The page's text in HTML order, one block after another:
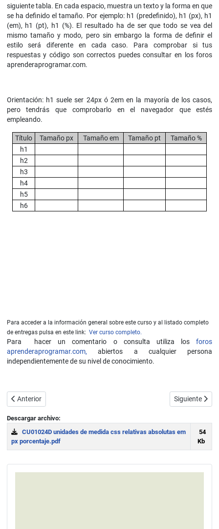
siguiente tabla. En cada espacio, muestra un texto y la forma en que
se ha definido el tamaño. Por ejemplo: h1 (predefinido), h1 (px), h1
(em), h1 (pt), h1 (%). El resultado ha de ser que todo se vea del
mismo tamaño y modo, pero sin embargo la forma de definir el
estilo será diferente en cada caso. Para comprobar si tus
respuestas y código son correctos puedes consultar en los foros
aprenderaprogramar.com.
Orientación: h1 suele ser 24px ó 2em en la mayoría de los casos,
pero tendrás que comprobarlo en el navegador que estés
empleando.
Título Tamaño px Tamaño em Tamaño pt
Tamaño %
h1
h2
h3
h4
h5
h6
Para acceder a la información general sobre este curso y al listado completo
de entregas pulsa en este link: Ver curso completo.
Para hacer un comentario o consulta utiliza losforos
aprenderaprogramar.com, abiertos a cualquier persona
independientemente de su nivel de conocimiento.
Artículo anterior: Documentación especificación oficial CSS.
Anterior Artículo
Siguiente
Descargar archivo:
CU01024D unidades de medida css relativas absolutas em
px porcentaje.pdf
54
Kb